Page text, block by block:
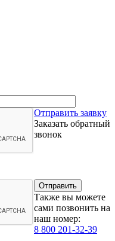
Отправить заявку
Заказать обратный
звонок
Также вы можете
сами позвонить на
наш номер:
8 800 201-32-39